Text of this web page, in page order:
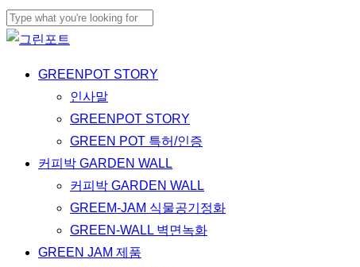
Skip
to
content
Close
Menu GREENPOT STORY
인사말
GREENPOT STORY
GREEN POT 특허/인증
커피박 GARDEN WALL
커피박 GARDEN WALL
GREEM-JAM 식물공기정화
GREEN-WALL 벽면녹화
GREEN JAM 제품